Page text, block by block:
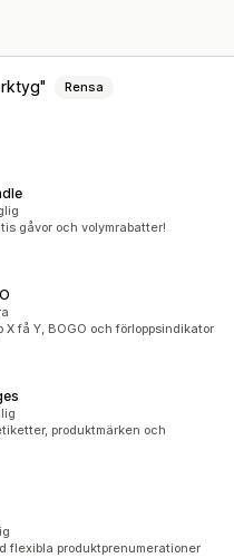
Rensa
gåvor och volymrabatter!
få Y, BOGO och förloppsindikator
produktmärken och
flexibla produktprenumerationer